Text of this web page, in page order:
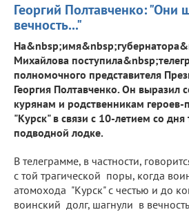
Георгий Полтавченко: "Они
вечность..."
Михайлова
полномочного представителя
Георгия Полтавченко. Он выразил
курянам и родственникам
"Курск" в связи с 10-летием со
подводной лодке.
В телеграмме, в частности,
с той трагической поры, когда
атомохода "Курск" с честью и до
воинский долг, шагнули в